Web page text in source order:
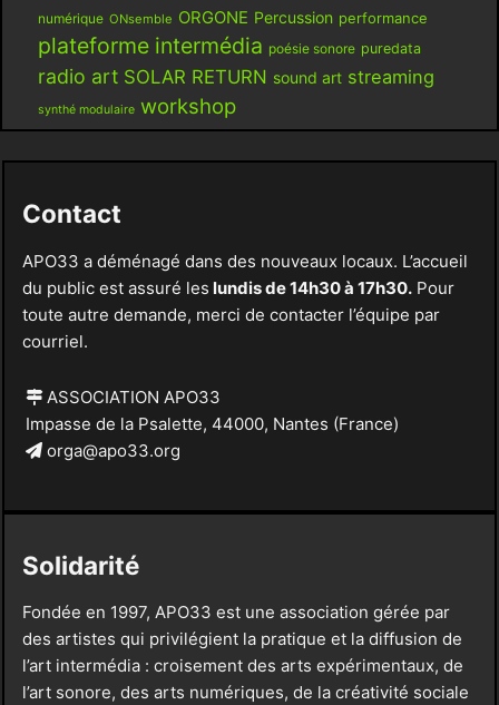
numérique ONsemble ORGONE Percussion performance
plateforme intermédia poésie sonore puredata
radio art SOLAR RETURN sound art streaming
synthé modulaire workshop
Contact
APO33 a déménagé dans des nouveaux locaux. L’accueil
du public est assuré les lundis de 14h30 à 17h30.Pour
toute autre demande, merci de contacter l’équipe par
courriel.
ASSOCIATION APO33
Impasse de la Psalette, 44000, Nantes (France)
orga@apo33.org
Solidarité
Fondée en 1997, APO33 est une association gérée par
des artistes qui privilégient la pratique et la diffusion de
l’art intermédia : croisement des arts expérimentaux, de
l’art sonore, des arts numériques, de la créativité sociale